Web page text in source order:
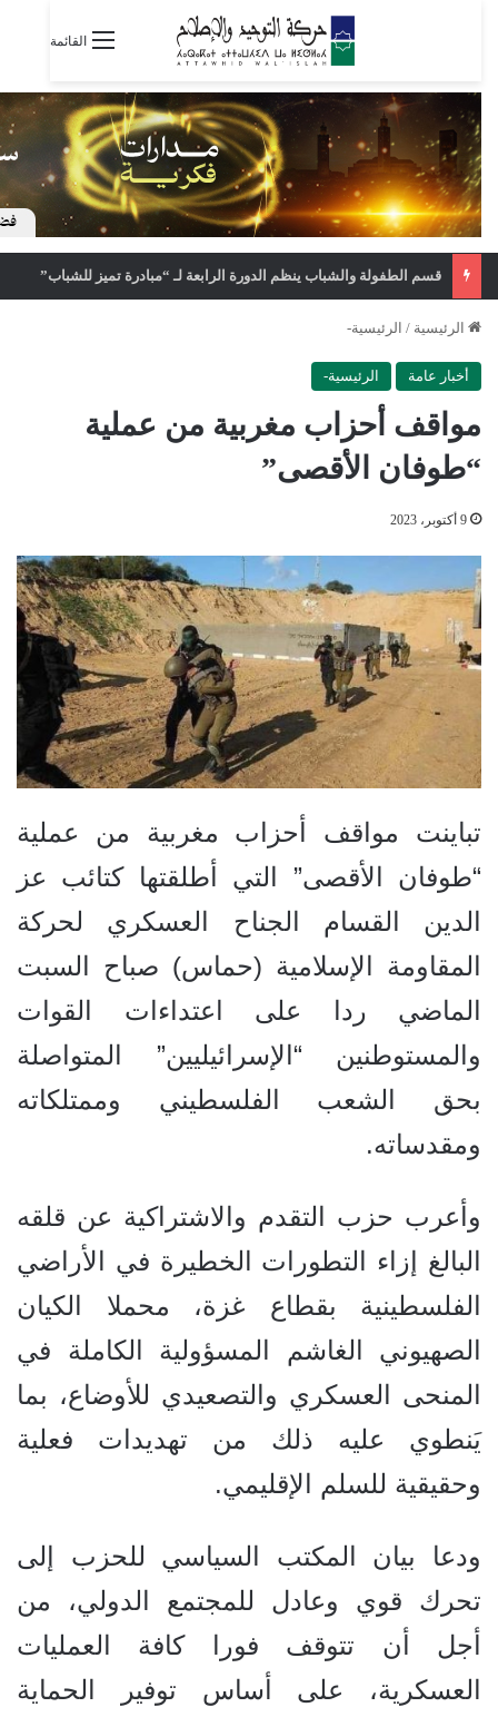
القائمة
قسم الطفولة والشباب ينظم الدورة الرابعة لـ “مبادرة تميز للشباب”
الرئيسية / الرئيسية-
أخبار عامة الرئيسية-
مواقف أحزاب مغربية من عملية
“طوفان الأقصى”
9 أكتوبر، 2023
تباينت مواقف أحزاب مغربية من عملية
“طوفان الأقصى” التي أطلقتها كتائب عز
الدين القسام الجناح العسكري لحركة
المقاومة الإسلامية (حماس) صباح السبت
الماضي ردا على اعتداءات القوات
والمستوطنين “الإسرائيليين” المتواصلة
بحق الشعب الفلسطيني وممتلكاته
ومقدساته.
وأعرب حزب التقدم والاشتراكية عن قلقه
البالغ إزاء التطورات الخطيرة في الأراضي
الفلسطينية بقطاع غزة، محملا الكيان
الصهيوني الغاشم المسؤولية الكاملة في
المنحى العسكري والتصعيدي للأوضاع، بما
يَنطوي عليه ذلك من تهديدات فعلية
وحقيقية للسلم الإقليمي.
ودعا بيان المكتب السياسي للحزب إلى
تحرك قوي وعادل للمجتمع الدولي، من
أجل أن تتوقف فورا كافة العمليات
العسكرية، على أساس توفير الحماية